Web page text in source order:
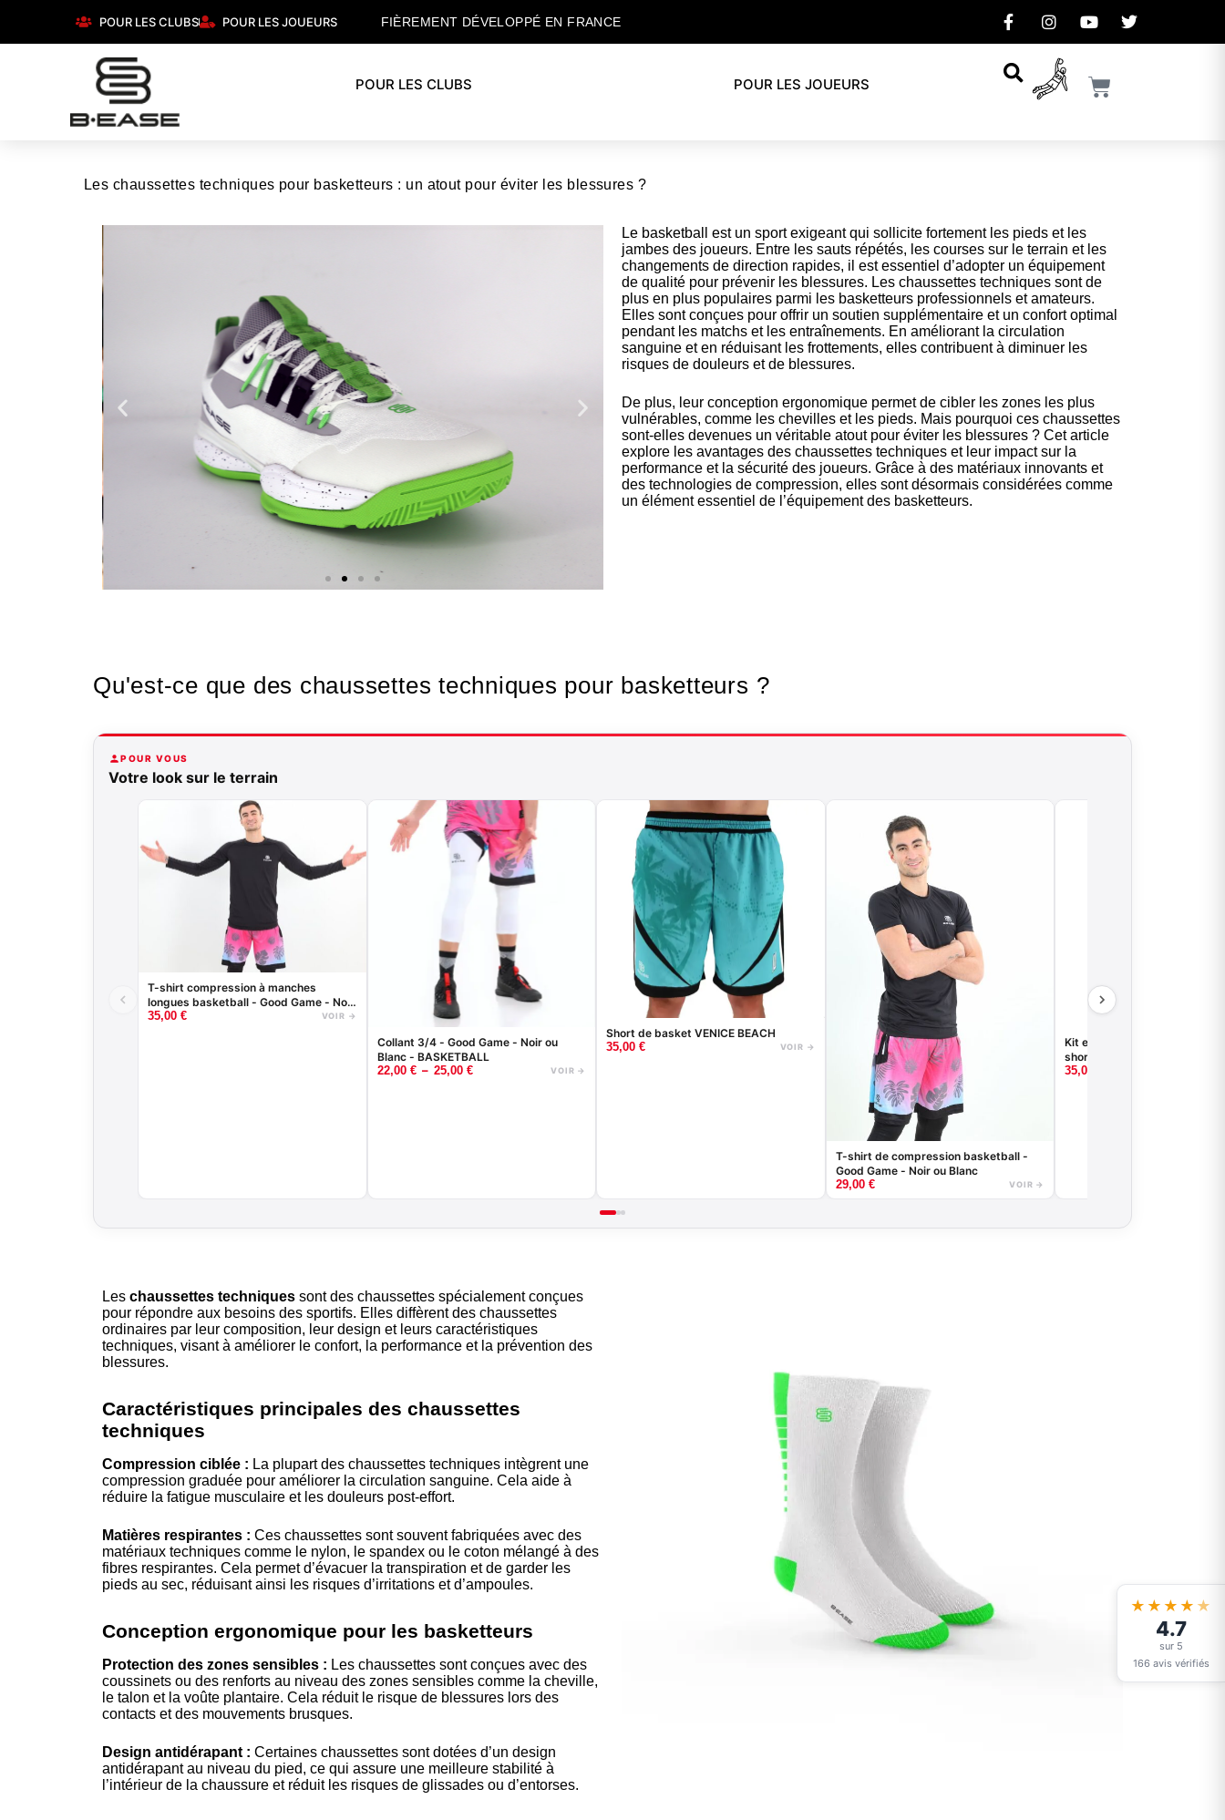
POUR LES CLUBS POUR LES JOUEURS FIÈREMENT DÉVELOPPÉ EN FRANCE
POUR LES CLUBS POUR LES JOUEURS
Les chaussettes techniques pour basketteurs : un atout pour éviter les blessures ?
chaussures
Confort et performance à
Cliquez ici
basketteurs
Soigne ton style sur et en dehors des
Cliquer ici
Le basketball est un sport exigeant qui sollicite fortement les pieds et les
jambes des joueurs. Entre les sauts répétés, les courses sur le terrain et les
changements de direction rapides, il est essentiel d’adopter un équipement
de qualité pour prévenir les blessures. Les chaussettes techniques sont de
plus en plus populaires parmi les basketteurs professionnels et amateurs.
Elles sont conçues pour offrir un soutien supplémentaire et un confort optimal
pendant les matchs et les entraînements. En améliorant la circulation
sanguine et en réduisant les frottements, elles contribuent à diminuer les
risques de douleurs et de blessures.
De plus, leur conception ergonomique permet de cibler les zones les plus
vulnérables, comme les chevilles et les pieds. Mais pourquoi ces chaussettes
sont-elles devenues un véritable atout pour éviter les blessures ? Cet article
explore les avantages des chaussettes techniques et leur impact sur la
performance et la sécurité des joueurs. Grâce à des matériaux innovants et
des technologies de compression, elles sont désormais considérées comme
un élément essentiel de l’équipement des basketteurs.
Qu'est-ce que des chaussettes techniques pour basketteurs ?
POUR VOUS
Votre look sur le terrain
T-shirt compression à manches
longues basketball - Good Game - Noir
ou Blanc
35,00 € VOIR →
Collant 3/4 - Good Game - Noir ou
Blanc - BASKETBALL
22,00 € – 25,00 € VOIR →
Short de basket VENICE BEACH
35,00 € VOIR →
T-shirt de compression basketball -
Good Game - Noir ou Blanc
29,00 € VOIR →
Kit entrainement : Maillot réversible +
short
35,00
Les chaussettes techniques sont des chaussettes spécialement conçues
pour répondre aux besoins des sportifs. Elles diffèrent des chaussettes
ordinaires par leur composition, leur design et leurs caractéristiques
techniques, visant à améliorer le confort, la performance et la prévention des
blessures.
Caractéristiques principales des chaussettes
techniques
Compression ciblée : La plupart des chaussettes techniques intègrent une
compression graduée pour améliorer la circulation sanguine. Cela aide à
réduire la fatigue musculaire et les douleurs post-effort.
Matières respirantes : Ces chaussettes sont souvent fabriquées avec des
matériaux techniques comme le nylon, le spandex ou le coton mélangé à des
fibres respirantes. Cela permet d’évacuer la transpiration et de garder les
pieds au sec, réduisant ainsi les risques d’irritations et d’ampoules.
Conception ergonomique pour les basketteurs
Protection des zones sensibles : Les chaussettes sont conçues avec des
coussinets ou des renforts au niveau des zones sensibles comme la cheville,
le talon et la voûte plantaire. Cela réduit le risque de blessures lors des
contacts et des mouvements brusques.
Design antidérapant : Certaines chaussettes sont dotées d’un design
antidérapant au niveau du pied, ce qui assure une meilleure stabilité à
l’intérieur de la chaussure et réduit les risques de glissades ou d’entorses.
★★★★ ★
4.7
sur 5
166 avis vérifiés